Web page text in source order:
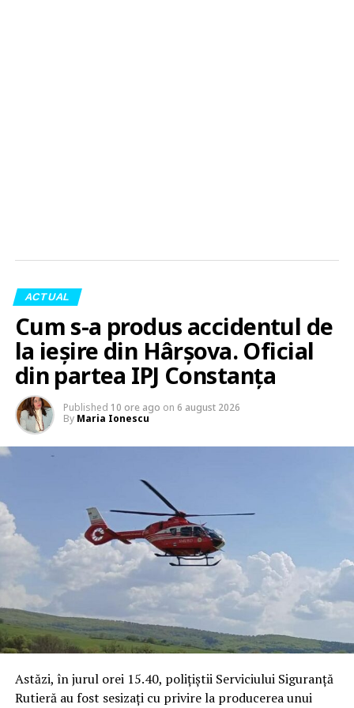
ACTUAL
Cum s-a produs accidentul de
la ieșire din Hârșova. Oficial
din partea IPJ Constanța
Published 10 ore ago on 6 august 2026
By Maria Ionescu
Astăzi, în jurul orei 15.40, polițiștii Serviciului Siguranță
Rutieră au fost sesizați cu privire la producerea unui